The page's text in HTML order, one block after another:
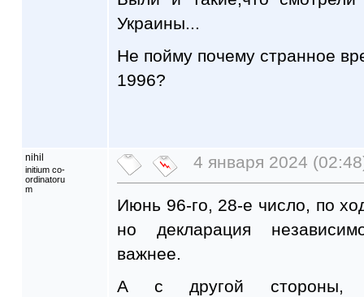
Украины...
Не пойму почему странное
1996?
nihil
initium co-
ordinatoru
m
4 января 2024
Июнь 96-го, 28-е число, по
но декларация
важнее.
А с другой стороны,